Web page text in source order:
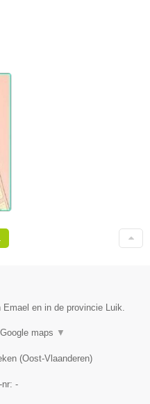
en in de provincie Luik.
Google maps ▼
(Oost-Vlaanderen)
-